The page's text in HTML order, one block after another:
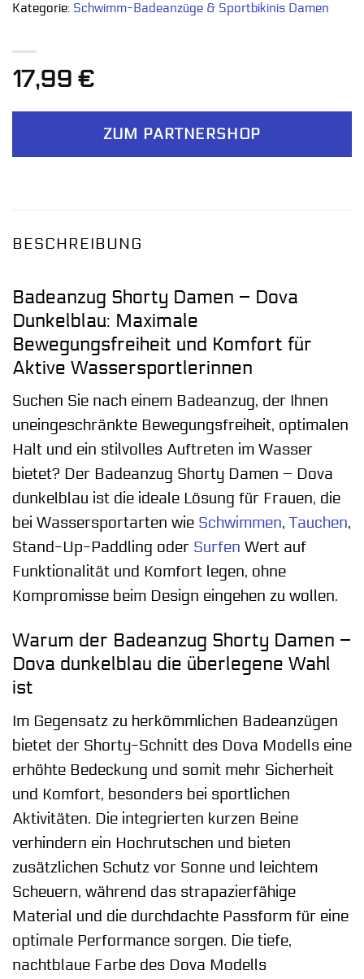
17,99 €
ZUM PARTNERSHOP
Kategorie: Schwimm-Badeanzüge & Sportbikinis Damen
BESCHREIBUNG
Badeanzug Shorty Damen – Dova
Dunkelblau: Maximale
Bewegungsfreiheit und Komfort für
Aktive Wassersportlerinnen
Suchen Sie nach einem Badeanzug, der Ihnen
uneingeschränkte Bewegungsfreiheit, optimalen
Halt und ein stilvolles Auftreten im Wasser
bietet? Der Badeanzug Shorty Damen – Dova
dunkelblau ist die ideale Lösung für Frauen, die
bei Wassersportarten wie Schwimmen, Tauchen,
Stand-Up-Paddling oder Surfen Wert auf
Funktionalität und Komfort legen, ohne
Kompromisse beim Design eingehen zu wollen.
Warum der Badeanzug Shorty Damen –
Dova dunkelblau die überlegene Wahl
ist
Im Gegensatz zu herkömmlichen Badeanzügen
bietet der Shorty-Schnitt des Dova Modells eine
erhöhte Bedeckung und somit mehr Sicherheit
und Komfort, besonders bei sportlichen
Aktivitäten. Die integrierten kurzen Beine
verhindern ein Hochrutschen und bieten
zusätzlichen Schutz vor Sonne und leichtem
Scheuern, während das strapazierfähige
Material und die durchdachte Passform für eine
optimale Performance sorgen. Die tiefe,
nachtblaue Farbe des Dova Modells